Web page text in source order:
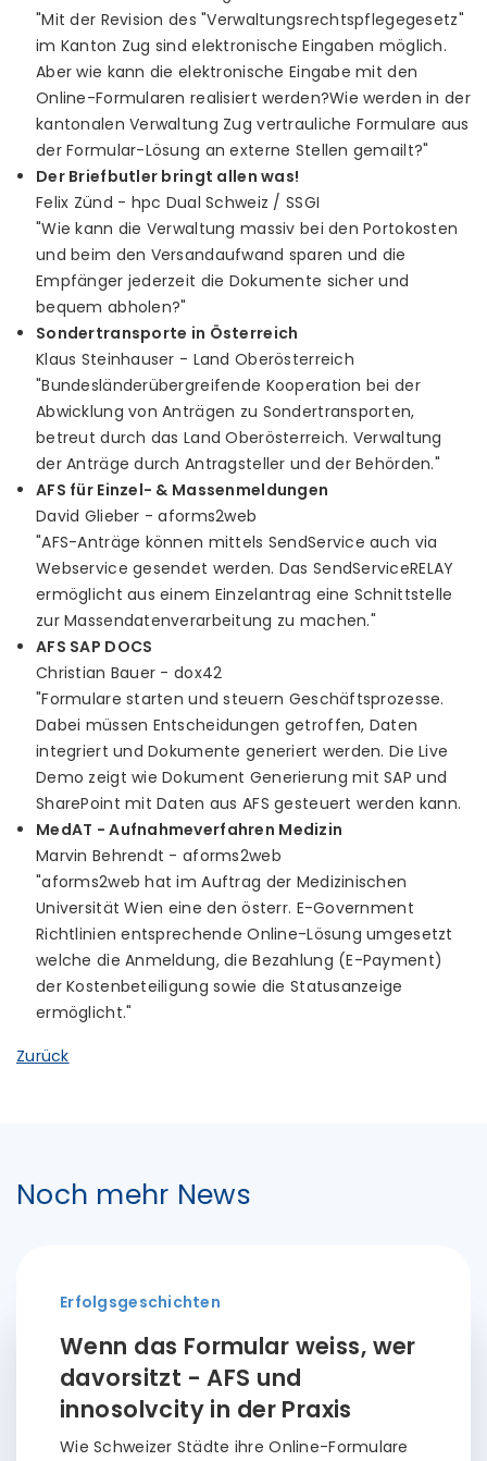
"Mit der Revision des "Verwaltungsrechtspflegegesetz"
im Kanton Zug sind elektronische Eingaben möglich.
Aber wie kann die elektronische Eingabe mit den
Online-Formularen realisiert werden?Wie werden in der
kantonalen Verwaltung Zug vertrauliche Formulare aus
der Formular-Lösung an externe Stellen gemailt?"
Der Briefbutler bringt allen was!
Felix Zünd - hpc Dual Schweiz / SSGI
"Wie kann die Verwaltung massiv bei den Portokosten
und beim den Versandaufwand sparen und die
Empfänger jederzeit die Dokumente sicher und
bequem abholen?"
Sondertransporte in Österreich
Klaus Steinhauser - Land Oberösterreich
"Bundesländerübergreifende Kooperation bei der
Abwicklung von Anträgen zu Sondertransporten,
betreut durch das Land Oberösterreich. Verwaltung
der Anträge durch Antragsteller und der Behörden."
AFS für Einzel- & Massenmeldungen
David Glieber - aforms2web
"AFS-Anträge können mittels SendService auch via
Webservice gesendet werden. Das SendServiceRELAY
ermöglicht aus einem Einzelantrag eine Schnittstelle
zur Massendatenverarbeitung zu machen."
AFS SAP DOCS
Christian Bauer - dox42
"Formulare starten und steuern Geschäftsprozesse.
Dabei müssen Entscheidungen getroffen, Daten
integriert und Dokumente generiert werden. Die Live
Demo zeigt wie Dokument Generierung mit SAP und
SharePoint mit Daten aus AFS gesteuert werden kann.
MedAT - Aufnahmeverfahren Medizin
Marvin Behrendt - aforms2web
"aforms2web hat im Auftrag der Medizinischen
Universität Wien eine den österr. E-Government
Richtlinien entsprechende Online-Lösung umgesetzt
welche die Anmeldung, die Bezahlung (E-Payment)
der Kostenbeteiligung sowie die Statusanzeige
ermöglicht."
Zurück
Noch mehr News
Erfolgsgeschichten
Wenn das Formular weiss, wer
davorsitzt - AFS und
innosolvcity in der Praxis
Wie Schweizer Städte ihre Online-Formulare